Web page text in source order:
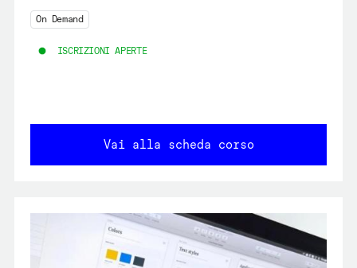
On Demand
ISCRIZIONI APERTE
Vai alla scheda corso